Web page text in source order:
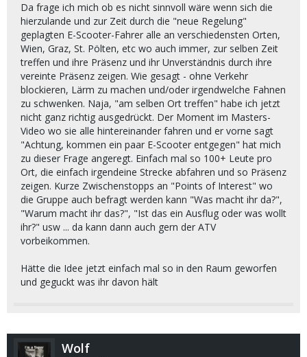
Da frage ich mich ob es nicht sinnvoll wäre wenn sich die
hierzulande und zur Zeit durch die "neue Regelung"
geplagten E-Scooter-Fahrer alle an verschiedensten Orten,
Wien, Graz, St. Pölten, etc wo auch immer, zur selben Zeit
treffen und ihre Präsenz und ihr Unverständnis durch ihre
vereinte Präsenz zeigen. Wie gesagt - ohne Verkehr
blockieren, Lärm zu machen und/oder irgendwelche Fahnen
zu schwenken. Naja, "am selben Ort treffen" habe ich jetzt
nicht ganz richtig ausgedrückt. Der Moment im Masters-
Video wo sie alle hintereinander fahren und er vorne sagt
"Achtung, kommen ein paar E-Scooter entgegen" hat mich
zu dieser Frage angeregt. Einfach mal so 100+ Leute pro
Ort, die einfach irgendeine Strecke abfahren und so Präsenz
zeigen. Kurze Zwischenstopps an "Points of Interest" wo
die Gruppe auch befragt werden kann "Was macht ihr da?",
"Warum macht ihr das?", "Ist das ein Ausflug oder was wollt
ihr?" usw ... da kann dann auch gern der ATV
vorbeikommen.
Hätte die Idee jetzt einfach mal so in den Raum geworfen
und geguckt was ihr davon hält
Wolf